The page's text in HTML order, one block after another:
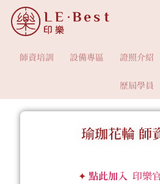
師資培訓 設備專區 證照介紹
歷屆學員
瑜珈花輪 師
✦ 點此加入 印樂